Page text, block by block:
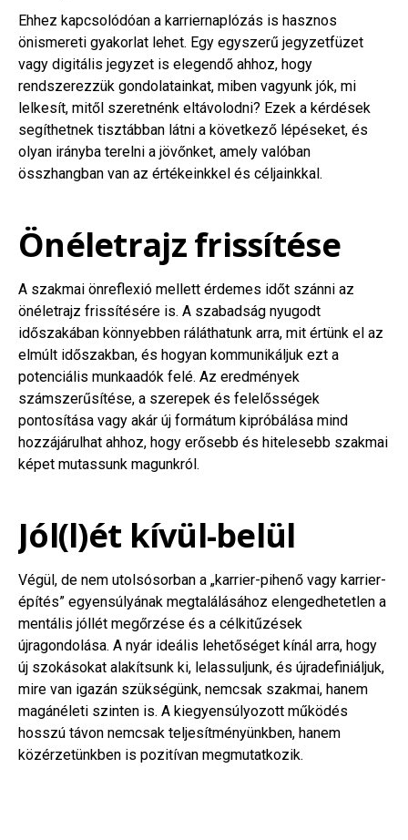
Ehhez kapcsolódóan a karriernaplózás is hasznos
önismereti gyakorlat lehet. Egy egyszerű jegyzetfüzet
vagy digitális jegyzet is elegendő ahhoz, hogy
rendszerezzük gondolatainkat, miben vagyunk jók, mi
lelkesít, mitől szeretnénk eltávolodni? Ezek a kérdések
segíthetnek tisztábban látni a következő lépéseket, és
olyan irányba terelni a jövőnket, amely valóban
összhangban van az értékeinkkel és céljainkkal.
Önéletrajz frissítése
A szakmai önreflexió mellett érdemes időt szánni az
önéletrajz frissítésére is. A szabadság nyugodt
időszakában könnyebben ráláthatunk arra, mit értünk el az
elmúlt időszakban, és hogyan kommunikáljuk ezt a
potenciális munkaadók felé. Az eredmények
számszerűsítése, a szerepek és felelősségek
pontosítása vagy akár új formátum kipróbálása mind
hozzájárulhat ahhoz, hogy erősebb és hitelesebb szakmai
képet mutassunk magunkról.
Jól(l)ét kívül-belül
Végül, de nem utolsósorban a „karrier-pihenő vagy karrier-
építés” egyensúlyának megtalálásához elengedhetetlen a
mentális jóllét megőrzése és a célkitűzések
újragondolása. A nyár ideális lehetőséget kínál arra, hogy
új szokásokat alakítsunk ki, lelassuljunk, és újradefiniáljuk,
mire van igazán szükségünk, nemcsak szakmai, hanem
magánéleti szinten is. A kiegyensúlyozott működés
hosszú távon nemcsak teljesítményünkben, hanem
közérzetünkben is pozitívan megmutatkozik.